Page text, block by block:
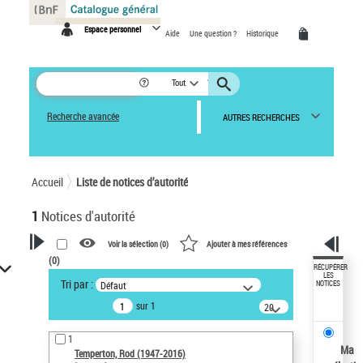
Espace personnel Aide Une question ? Historique
Tout
Recherche avancée AUTRES RECHERCHES
Accueil Liste de notices d’autorité
1 Notices d'autorité
VOTRE RECHERCHE
Recherche avancée dans les
notices d’autorité
Œuvres liées à l'auteur :
Temperton, Rod (1947-2016)
Voir la sélection (0) Ajouter à mes références
(0)
Tri par : Défaut
sur 1
20
résultats/page
1
Temperton, Rod (1947-2016)
RÉCUPÉRER
LES
NOTICES
Ma
Panneau de gestion des cookies